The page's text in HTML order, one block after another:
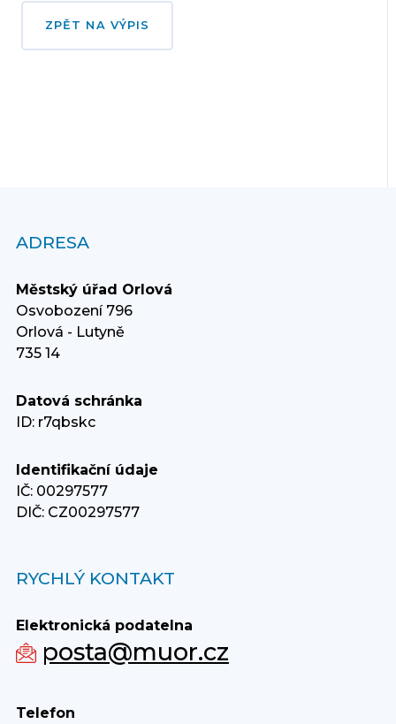
ZPĚT NA VÝPIS
ADRESA
Městský úřad Orlová
Osvobození 796
Orlová - Lutyně
735 14
Datová schránka
ID: r7qbskc
Identifikační údaje
IČ: 00297577
DIČ: CZ00297577
RYCHLÝ KONTAKT
Elektronická podatelna
posta@muor.cz
Telefon